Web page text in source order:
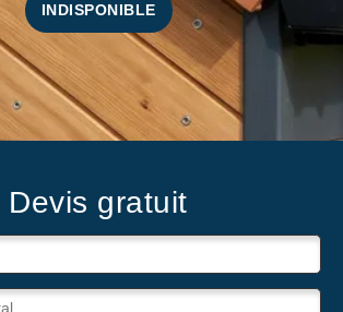
INDISPONIBLE
Devis gratuit